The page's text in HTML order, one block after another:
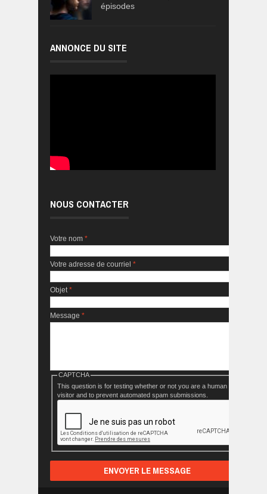
épisodes
ANNONCE DU SITE
NOUS CONTACTER
Votre nom *
Votre adresse de courriel *
Objet*
Message *
CAPTCHA
This question is for testing whether or not you are a human
visitor and to prevent automated spam submissions.